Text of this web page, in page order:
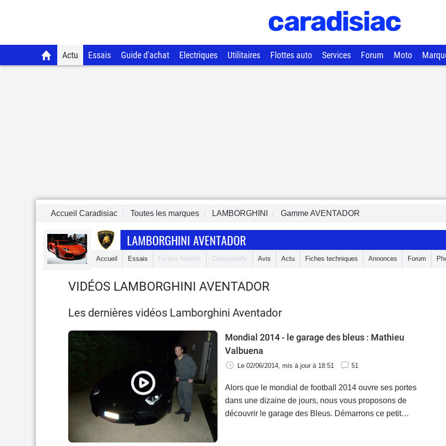
Actu Essais Guide d'achat Electriques Utilitaires Flottes auto Services Forum Moto
Accueil Caradisiac Toutes les marques LAMBORGHINI GammeAVENTADOR
LAMBORGHINI AVENTADOR
Accueil Essais Fiches fiabilité Comparatifs Avis Actu Fiches techniques Annonces Forum
VIDÉOS LAMBORGHINI AVENTADOR
Les dernières vidéos Lamborghini Aventador
Mondial 2014 - le garage des bleus : Mathieu
Valbuena
Le 02/06/2014, mis à jour à 18:51 51
Alors que le mondial de football 2014 ouvre ses portes
dans une dizaine de jours, nous vous proposons de
découvrir le garage des Bleus. Démarrons ce petit